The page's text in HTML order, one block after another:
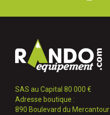
SAS au Capital 80 000 €
Adresse boutique :
890 Boulevard du Mercantour